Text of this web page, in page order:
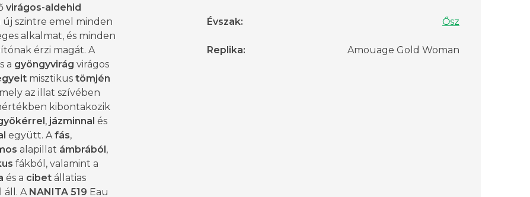
virágos-aldehid
szintre emel minden
alkalmat, és minden
érzi magát. A
a gyöngyvirág virágos
misztikus tömjén
az illat szívében
kibontakozik
, jázminnal és
együtt. Afás,
alapillat ámbrából ,
fákból, valamint a
és a cibet állatias
áll. A NANITA 519 Eau
Évszak: Ősz
Replika: Amouage Gold Woman